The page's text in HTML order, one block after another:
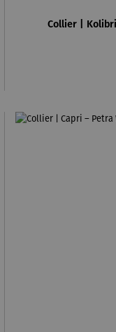
Collier | Kolibri